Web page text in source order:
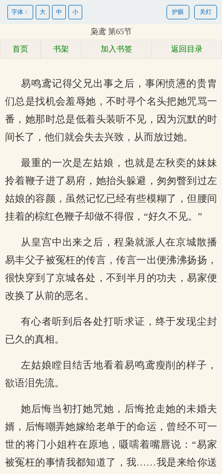
关灯
护眼
字体： 大 中 小
枭鸢 第65节
首页 书架 加入书签 返回目录
易鸣鸢记得父兄出事之后，事闲愤懑的贵胄
们总是找机会羞辱她，不时寻个名头把她咒骂一
番，她那时总是低着头装听不见，因为沉默的时
间长了，他们就会失去兴致，从而放过她。
最重的一次是左姑娘，也就是左秋奕的妹妹
拎着鞭子进了易府，她抬头躲避，匆匆瞥到过左
姑娘的容颜，虽然记忆已经有些模糊了，但腰间
挂着的棕红色鞭子却做不得假，“好久不见。”
从皇宫中出来之后，程枭就派人在京城散播
易丰父子被冤枉的传言，传言一出便沸沸扬扬，
很快穿到了京城各处，不到半月的功夫，易家便
改换了从前的恶名。
有心者听到后各处打听求证，终于发现尘封
已久的真相。
左姑娘瞠目结舌地看着易鸣鸢瘦削的样子，
欲语泪先流。
她后悔当初打她咒她，后悔抢走她的未婚夫
婿，后悔嘲弄她嫁给老单于的命运，曾经不可一
世的将门小姐杵在原地，嗫嚅着嘴唇说：“易家
被冤枉的事情我都知道了，我……我是来给你送